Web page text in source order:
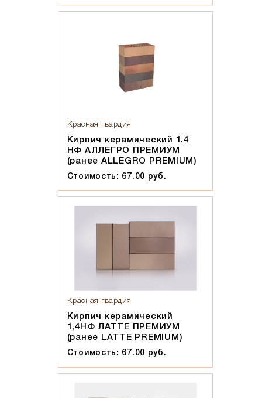
Красная гвардия
Кирпич керамический 1.4
НФ АЛЛЕГРО ПРЕМИУМ
(ранее ALLEGRO PREMIUM)
Стоимость: 67.00 руб.
Красная гвардия
Кирпич керамический
1,4НФ ЛАТТЕ ПРЕМИУМ
(ранее LATTE PREMIUM)
Стоимость: 67.00 руб.